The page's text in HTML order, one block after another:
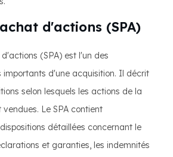
d'actions (SPA)
(SPA) est l'un des
importants d'une acquisition. Il décrit
selon lesquels les actions de la
Le SPA contient
détaillées concernant le
et garanties, les indemnités